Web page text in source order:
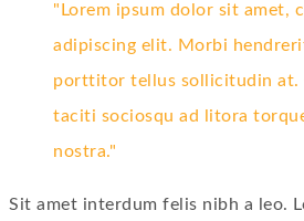
Lorem ipsum dolor sit amet,
adipiscing elit. Morbi
porttitor tellus sollicitudin at.
taciti sociosqu ad litora
nostra.
Sit amet interdum felis nibh a leo.